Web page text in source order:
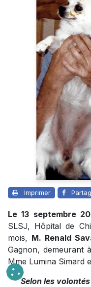
Imprimer
Le 13 septembre
SLSJ, Hôpital de
mois, M. Renald
Gagnon, demeurant
Mme Lumina Simard
Selon les